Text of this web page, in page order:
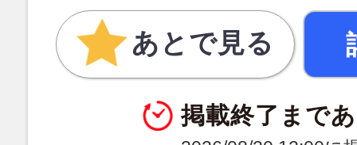
あとで見る
掲載終了まで